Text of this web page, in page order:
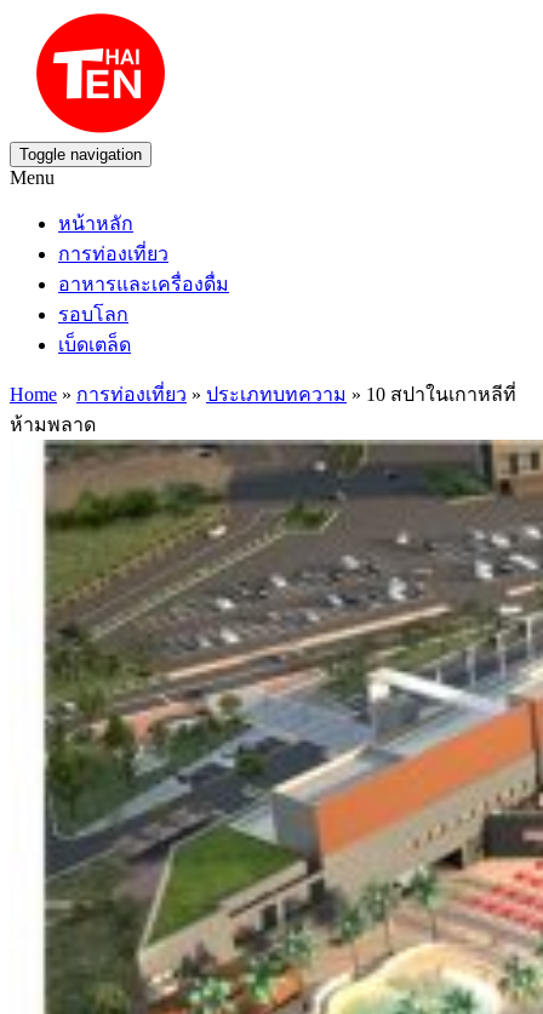
Toggle navigation
Menu
หน้าหลัก
การท่องเที่ยว
อาหารและเครื่องดื่ม
รอบโลก
เบ็ดเตล็ด
Home » การท่องเที่ยว » ประเภทบทความ » 10 สปาในเกาหลีที่
ห้ามพลาด